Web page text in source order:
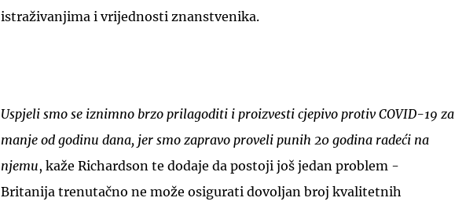
istraživanjima i vrijednosti znanstvenika.
Uspjeli smo se iznimno brzo prilagoditi i proizvesti cjepivo protiv COVID-19 za
manje od godinu dana, jer smo zapravo proveli punih 20 godina radeći na
njemu, kaže Richardson te dodaje da postoji još jedan problem -
Britanija trenutačno ne može osigurati dovoljan broj kvalitetnih